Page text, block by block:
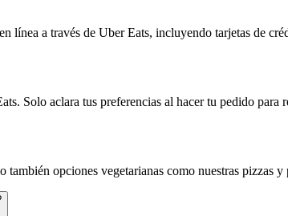
línea a través de Uber Eats, incluyendo tarjetas de
Solo aclara tus preferencias al hacer tu pedido
opciones vegetarianas como nuestras pizzas